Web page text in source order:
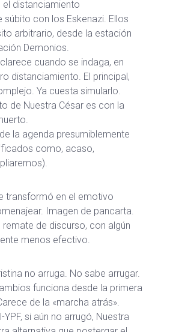
distanciamiento
con los Eskenazi. Ellos
arbitrario, desde la estación
Demonios.
cuando se indaga, en
distanciamiento. El principal,
Ya cuesta simularlo.
de Nuestra César es con la
la agenda presumiblemente
como, acaso,
transformó en el emotivo
Imagen de pancarta.
remate de discurso, con algún
menos efectivo.
no arruga. No sabe arrugar.
funciona desde la primera
de la «marcha atrás».
si aún no arrugó, Nuestra